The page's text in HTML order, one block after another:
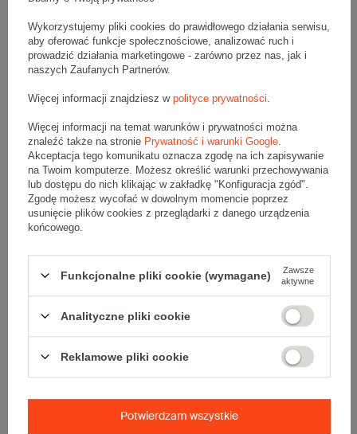
paczek?
Chrupki do wypełniania paczek są popularnym wyborem wśród
różnych grup klientów. Korzystają z nich między innymi:
sklepy internetowe,
producenci.
Z czego produkowany jest wypełniacz
typu skropak?
Wypełniacz typu skropak jest produkowany z węglowodorów,
polimerów oraz skrobi ziemniaczanej lub kukurydzianej. Dzięki
wykorzystaniu składników pochodzenia roślinnego, skropak jest
w pełni biodegradowalny i przyjazny dla środowiska. Składniki te
on natomiast wpływu na zapach przedmiotów wysyłanych w
paczce wraz ze skropakiem. Skropak jest bardzo elastyczny, łatwo
go zgnieść, co nie ujmuje jednak jego zdolnościom
Czy wypełniacz chrupki jest
biodegradowalny?
Tak, wypełniacz chrupki jest w pełni biodegradowalny i przyjazny
dla środowiska. Wykonany na bazie składników pochodzenia
negatywnego wpływu na otoczenie.
Jakie inne wypełniacze dostępne są w
Wykorzystujemy pliki cookies do prawidłowego działania serwisu,
aby oferować funkcje społecznościowe, analizować ruch i
prowadzić działania marketingowe - zarówno przez nas, jak i
naszych Zaufanych Partnerów.
Więcej informacji znajdziesz w polityce prywatności
Więcej informacji na temat warunków i prywatności można
znaleźć także na stronie Prywatność i warunki Google
Akceptacja tego komunikatu oznacza zgodę na ich zapisywanie
na Twoim komputerze. Możesz określić warunki przechowywania
lub dostępu do nich klikając w zakładkę "Konfiguracja zgód".
Zgodę możesz wycofać w dowolnym momencie poprzez
usunięcie plików cookies z przeglądarki z danego urządzenia
końcowego.
Funkcjonalne pliki cookie (wymagane)
Zawsze
aktywne
Analityczne pliki cookie
Reklamowe pliki cookie
Potwierdzam wszystkie